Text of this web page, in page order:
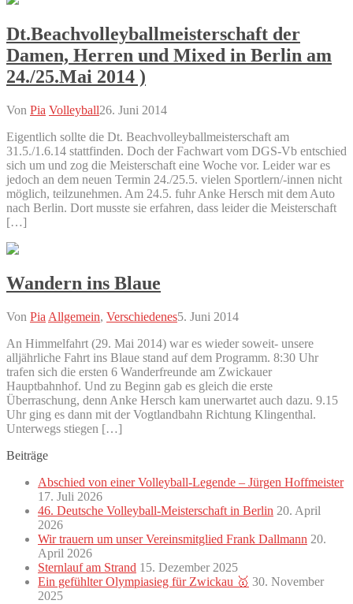
Dt.Beachvolleyballmeisterschaft der
Damen, Herren und Mixed in Berlin am
24./25.Mai 2014 )
Von Pia Volleyball26. Juni 2014
Eigentlich sollte die Dt. Beachvolleyballmeisterschaft am
31.5./1.6.14 stattfinden. Doch der Fachwart vom DGS-Vb entschied
sich um und zog die Meisterschaft eine Woche vor. Leider war es
jedoch an dem neuen Termin 24./25.5. vielen Sportlern/-innen nicht
möglich, teilzunehmen. Am 24.5. fuhr Anke Hersch mit dem Auto
nach Berlin. Dort musste sie erfahren, dass leider die Meisterschaft
[…]
Wandern ins Blaue
Von Pia Allgemein, Verschiedenes5. Juni 2014
An Himmelfahrt (29. Mai 2014) war es wieder soweit- unsere
alljährliche Fahrt ins Blaue stand auf dem Programm. 8:30 Uhr
trafen sich die ersten 6 Wanderfreunde am Zwickauer
Hauptbahnhof. Und zu Beginn gab es gleich die erste
Überraschung, denn Anke Hersch kam unerwartet auch dazu. 9.15
Uhr ging es dann mit der Vogtlandbahn Richtung Klingenthal.
Unterwegs stiegen […]
Beiträge
Abschied von einer Volleyball-Legende – Jürgen Hoffmeister
17. Juli 2026
46. Deutsche Volleyball-Meisterschaft in Berlin 20. April
2026
Wir trauern um unser Vereinsmitglied Frank Dallmann 20.
April 2026
Sternlauf am Strand 15. Dezember 2025
Ein gefühlter Olympiasieg für Zwickau 🥇 30. November
2025